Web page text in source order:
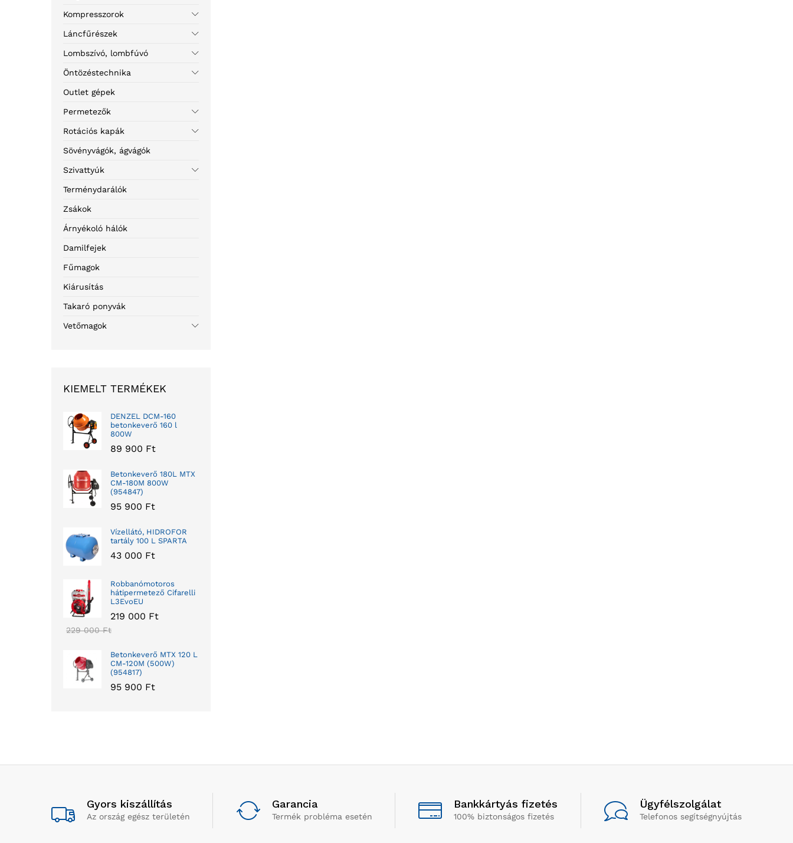
Kompresszorok
Láncfűrészek
Lombszívó, lombfúvó
Öntözéstechnika
Outlet gépek
Permetezők
Rotációs kapák
Sövényvágók, ágvágók
Szivattyúk
Terménydarálók
Zsákok
Árnyékoló hálók
Damilfejek
Fűmagok
Kiárusítás
Takaró ponyvák
Vetőmagok
KIEMELT TERMÉKEK
DENZEL DCM-160
betonkeverő 160 l
800W
89 900 Ft
Betonkeverő 180L MTX
CM-180M 800W
(954847)
95 900 Ft
Vízellátó, HIDROFOR
tartály 100 L SPARTA
43 000 Ft
Robbanómotoros
hátipermetező Cifarelli
L3EvoEU
219 000 Ft
229 000Ft
Betonkeverő MTX 120 L
CM-120M (500W)
(954817)
95 900 Ft
Gyors kiszállítás
Az ország egész területén
Garancia
Termék probléma esetén
Bankkártyás fizetés
100% biztonságos fizetés
Ügyfélszolgálat
Telefonos segítségnyújtás